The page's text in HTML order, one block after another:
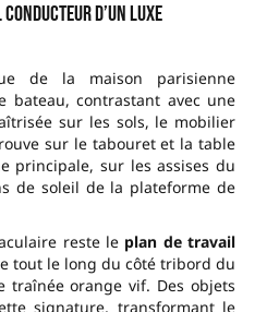
conducteur d’un luxe
de la maison parisienne
bateau, contrastant avec une
sur les sols, le mobilier
sur le tabouret et la table
principale, sur les assises du
de soleil de la plateforme de
reste le plan de travail
tout le long du côté tribord du
traînée orange vif. Des objets
signature, transformant le